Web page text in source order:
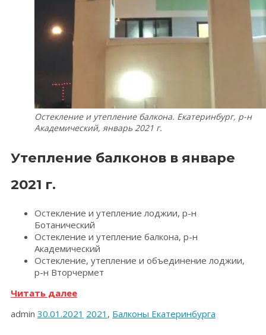
Остекление и утепление балкона. Екатеринбург, р-н
Академический, январь 2021 г.
Утепление балконов в январе
2021 г.
Остекление и утепление лоджии, р-н
Ботанический
Остекление и утепление балкона, р-н
Академический
Остекление, утепление и объединение лоджии,
р-н Вторчермет
Читать далее«Утепление
Екатеринбург,
admin 30.01.2021 2021 , Балконы Екатеринбурга